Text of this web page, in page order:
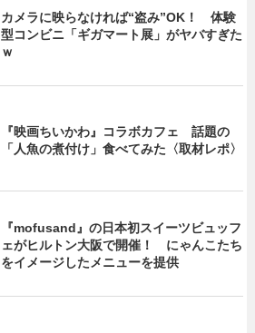
カメラに映らなければ“盗み”OK！ 体験
型コンビニ「ギガマート展」がヤバすぎた
ｗ
『映画ちいかわ』コラボカフェ 話題の
「人魚の煮付け」食べてみた〈取材レポ〉
『mofusand』の日本初スイーツビュッフ
ェがヒルトン大阪で開催！ にゃんこたち
をイメージしたメニューを提供